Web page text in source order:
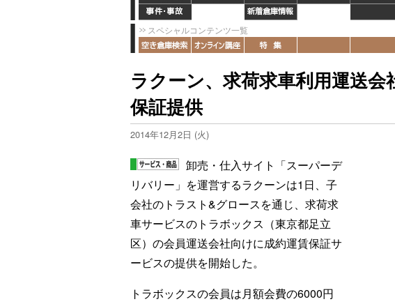
スペシャルコンテンツ一覧
ラクーン、求荷求車利用運送会
保証提供
2014年12月2日 (火)
卸売・仕入サイト「スーパーデ
リバリー」を運営するラクーンは1日、子
会社のトラスト&グロースを通じ、求荷求
車サービスのトラボックス（東京都足立
区）の会員運送会社向けに成約運賃保証サ
ービスの提供を開始した。
トラボックスの会員は月額会費の6000円